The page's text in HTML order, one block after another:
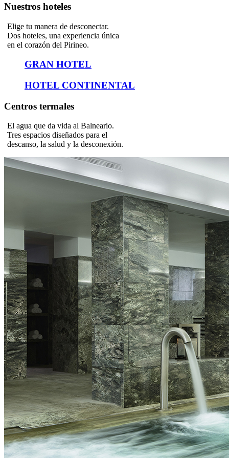
Nuestros hoteles
Elige tu manera de desconectar.
Dos hoteles, una experiencia única
en el corazón del Pirineo.
GRAN HOTEL
HOTEL CONTINENTAL
Centros termales
El agua que da vida al Balneario.
Tres espacios diseñados para el
descanso, la salud y la desconexión.